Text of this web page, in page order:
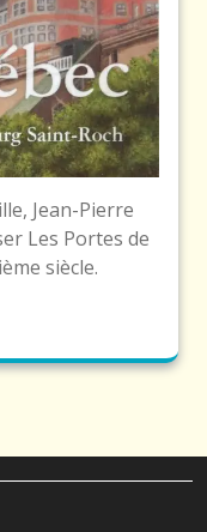
Jean-Pierre
Les Portes de
siècle.